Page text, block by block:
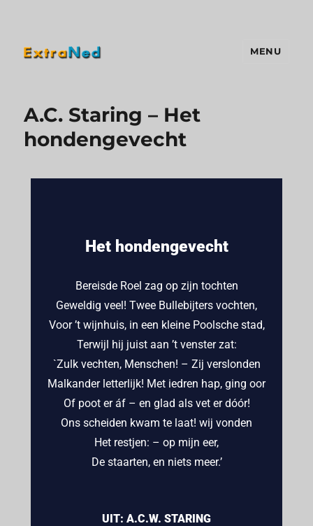
MENU
A.C. Staring – Het
hondengevecht
Het hondengevecht
Bereisde Roel zag op zijn tochten
Geweldig veel! Twee Bullebijters vochten,
Voor ’t wijnhuis, in een kleine Poolsche stad,
Terwijl hij juist aan ’t venster zat:
`Zulk vechten, Menschen! – Zij verslonden
Malkander letterlijk! Met iedren hap, ging oor
Of poot er áf – en glad als vet er dóór!
Ons scheiden kwam te laat! wij vonden
Het restjen: – op mijn eer,
De staarten, en niets meer.’
UIT: A.C.W. STARING